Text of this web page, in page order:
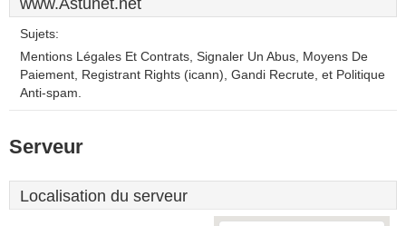
www.Astunet.net
Sujets:
Mentions Légales Et Contrats, Signaler Un Abus, Moyens De
Paiement, Registrant Rights (icann), Gandi Recrute, et Politique
Anti-spam.
Serveur
Localisation du serveur